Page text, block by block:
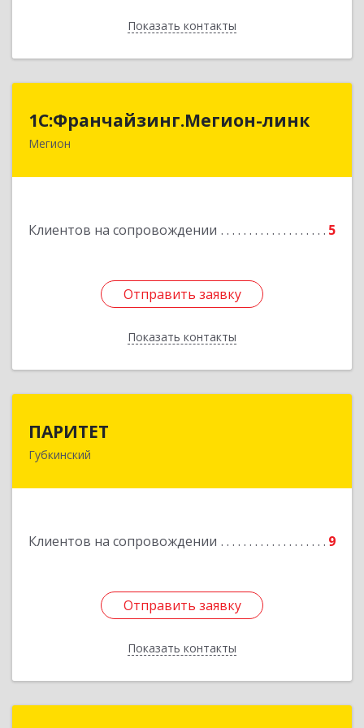
Показать контакты
Назад
1С:Франчайзинг.Мегион-линк
Мегион
Клиентов на сопровождении 5
Отправить заявку
Показать контакты
1С:Франчайзинг.Мегион-линк
Отправить заявку
Назад
ПАРИТЕТ
Губкинский
Клиентов на сопровождении 9
Отправить заявку
Показать контакты
629830, Ямало-Ненецкий АО, Губкинский г, 9-й
Отправить заявку
Назад